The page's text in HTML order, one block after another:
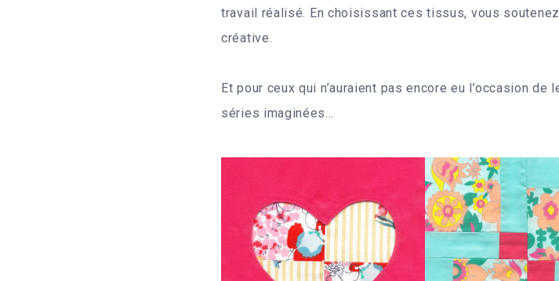
travail réalisé. En choisissant ces tissus, vous
créative.
Et pour ceux qui n’auraient pas encore eu l’occasion
séries imaginées…